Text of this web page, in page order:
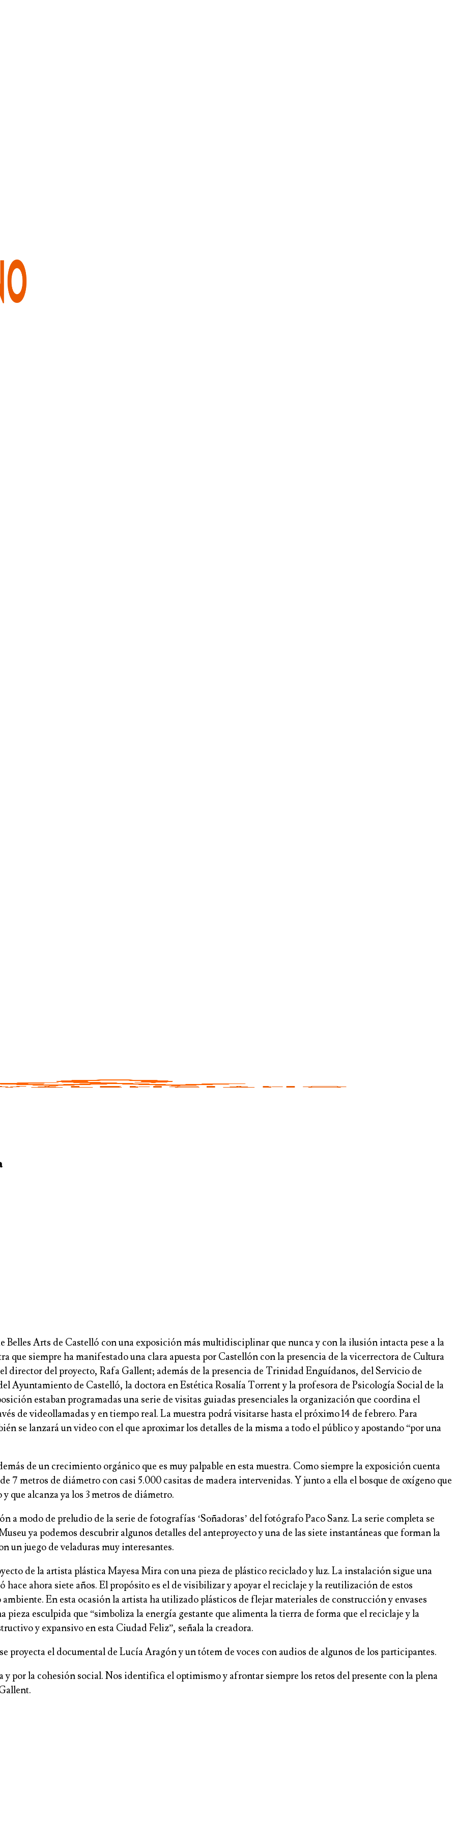
Belles Arts de Castelló con una exposición más multidisciplinar que nunca y con la ilusión intacta pese a la
que siempre ha manifestado una clara apuesta por Castellón con la presencia de la vicerrectora de Cultura
director del proyecto, Rafa Gallent; además de la presencia de Trinidad Enguídanos, del Servicio de
Ayuntamiento de Castelló, la doctora en Estética Rosalía Torrent y la profesora de Psicología Social de la
estaban programadas una serie de visitas guiadas presenciales la organización que coordina el
de videollamadas y en tiempo real. La muestra podrá visitarse hasta el próximo 14 de febrero. Para
se lanzará un video con el que aproximar los detalles de la misma a todo el público y apostando “por una
de un crecimiento orgánico que es muy palpable en esta muestra. Como siempre la exposición cuenta
7 metros de diámetro con casi 5.000 casitas de madera intervenidas. Y junto a ella el bosque de oxígeno que
que alcanza ya los 3 metros de diámetro.
a modo de preludio de la serie de fotografías ‘Soñadoras’ del fotógrafo Paco Sanz. La serie completa se
ya podemos descubrir algunos detalles del anteproyecto y una de las siete instantáneas que forman la
un juego de veladuras muy interesantes.
de la artista plástica Mayesa Mira con una pieza de plástico reciclado y luz. La instalación sigue una
ahora siete años. El propósito es el de visibilizar y apoyar el reciclaje y la reutilización de estos
En esta ocasión la artista ha utilizado plásticos de flejar materiales de construcción y envases
esculpida que “simboliza la energía gestante que alimenta la tierra de forma que el reciclaje y la
y expansivo en esta Ciudad Feliz”, señala la creadora.
proyecta el documental de Lucía Aragón y un tótem de voces con audios de algunos de los participantes.
y por la cohesión social. Nos identifica el optimismo y afrontar siempre los retos del presente con la plena